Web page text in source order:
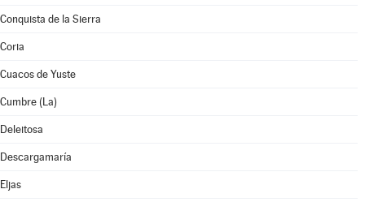
Conquista de la Sierra
Coria
Cuacos de Yuste
Cumbre (La)
Deleitosa
Descargamaría
Eljas